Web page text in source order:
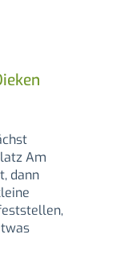
Am
dann